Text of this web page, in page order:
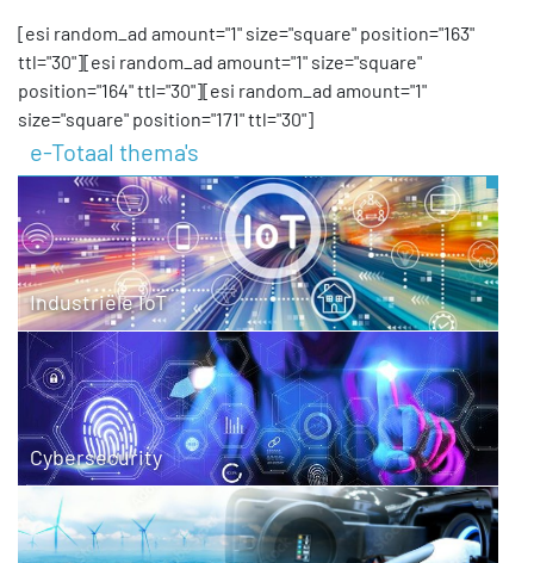
[esi random_ad amount="1" size="square" position="163"
ttl="30"][esi random_ad amount="1" size="square"
position="164" ttl="30"][esi random_ad amount="1"
size="square" position="171" ttl="30"]
e-Totaal thema's
Industriële IoT
Cybersecurity